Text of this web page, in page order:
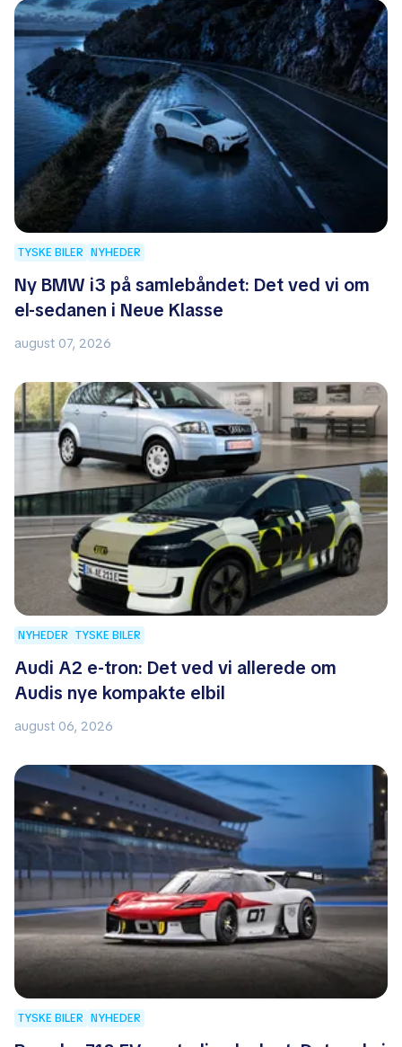
TYSKE BILER NYHEDER
Ny BMW i3 på samlebåndet: Det ved vi om
el-sedanen i Neue Klasse
august 07, 2026
NYHEDER TYSKE BILER
Audi A2 e-tron: Det ved vi allerede om
Audis nye kompakte elbil
august 06, 2026
TYSKE BILER NYHEDER